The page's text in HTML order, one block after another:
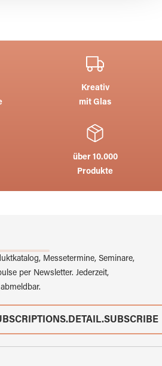
Kreativ
mit Glas
über 10.000
Produkte
Messetermine, Seminare,
per Newsletter. Jederzeit,